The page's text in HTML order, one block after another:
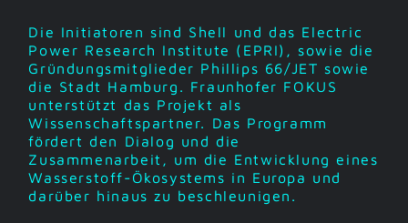
Die Initiatoren sind Shell und das Electric
Power Research Institute (EPRI), sowie die
Gründungsmitglieder Phillips 66/JET sowie
die Stadt Hamburg. Fraunhofer FOKUS
unterstützt das Projekt als
Wissenschaftspartner. Das Programm
fördert den Dialog und die
Zusammenarbeit, um die Entwicklung eines
Wasserstoff-Ökosystems in Europa und
darüber hinaus zu beschleunigen.